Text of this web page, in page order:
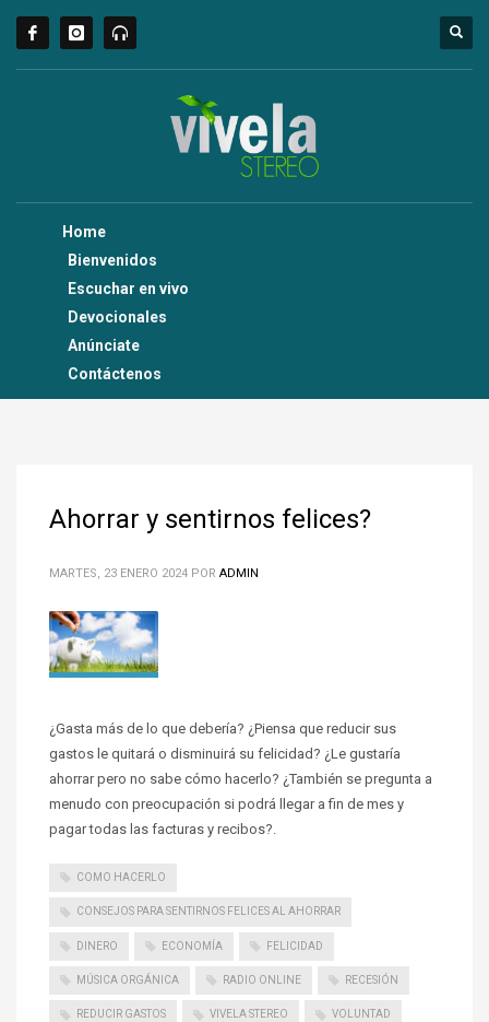
Home
Bienvenidos
Escuchar en vivo
Devocionales
Anúnciate
Contáctenos
Ahorrar y sentirnos felices?
MARTES, 23 ENERO 2024 POR ADMIN
¿Gasta más de lo que debería? ¿Piensa que reducir sus
gastos le quitará o disminuirá su felicidad? ¿Le gustaría
ahorrar pero no sabe cómo hacerlo? ¿También se pregunta a
menudo con preocupación si podrá llegar a fin de mes y
pagar todas las facturas y recibos?.
COMO HACERLO
CONSEJOS PARA SENTIRNOS FELICES AL AHORRAR
DINERO ECONOMÍA FELICIDAD
MÚSICA ORGÁNICA RADIO ONLINE RECESIÓN
REDUCIR GASTOS VIVELA STEREO VOLUNTAD